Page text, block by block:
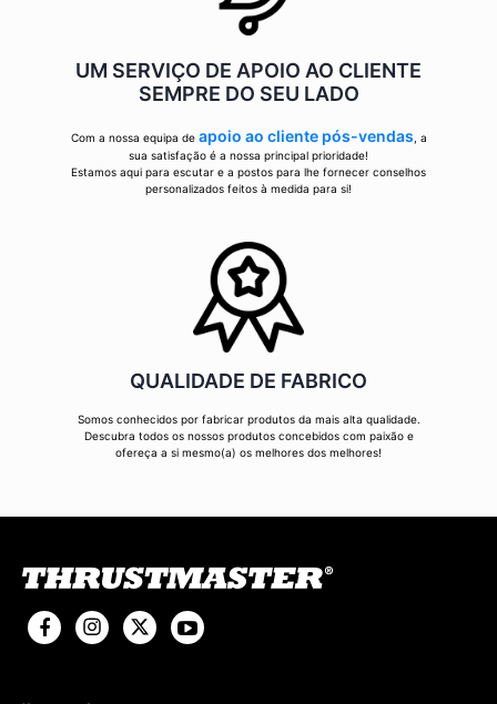
UM SERVIÇO DE APOIO AO CLIENTE
SEMPRE DO SEU LADO
Com a nossa equipa de apoio ao cliente pós-vendas , a
sua satisfação é a nossa principal prioridade!
Estamos aqui para escutar e a postos para lhe fornecer conselhos
personalizados feitos à medida para si!
QUALIDADE DE FABRICO
Somos conhecidos por fabricar produtos da mais alta qualidade.
Descubra todos os nossos produtos concebidos com paixão e
ofereça a si mesmo(a) os melhores dos melhores!